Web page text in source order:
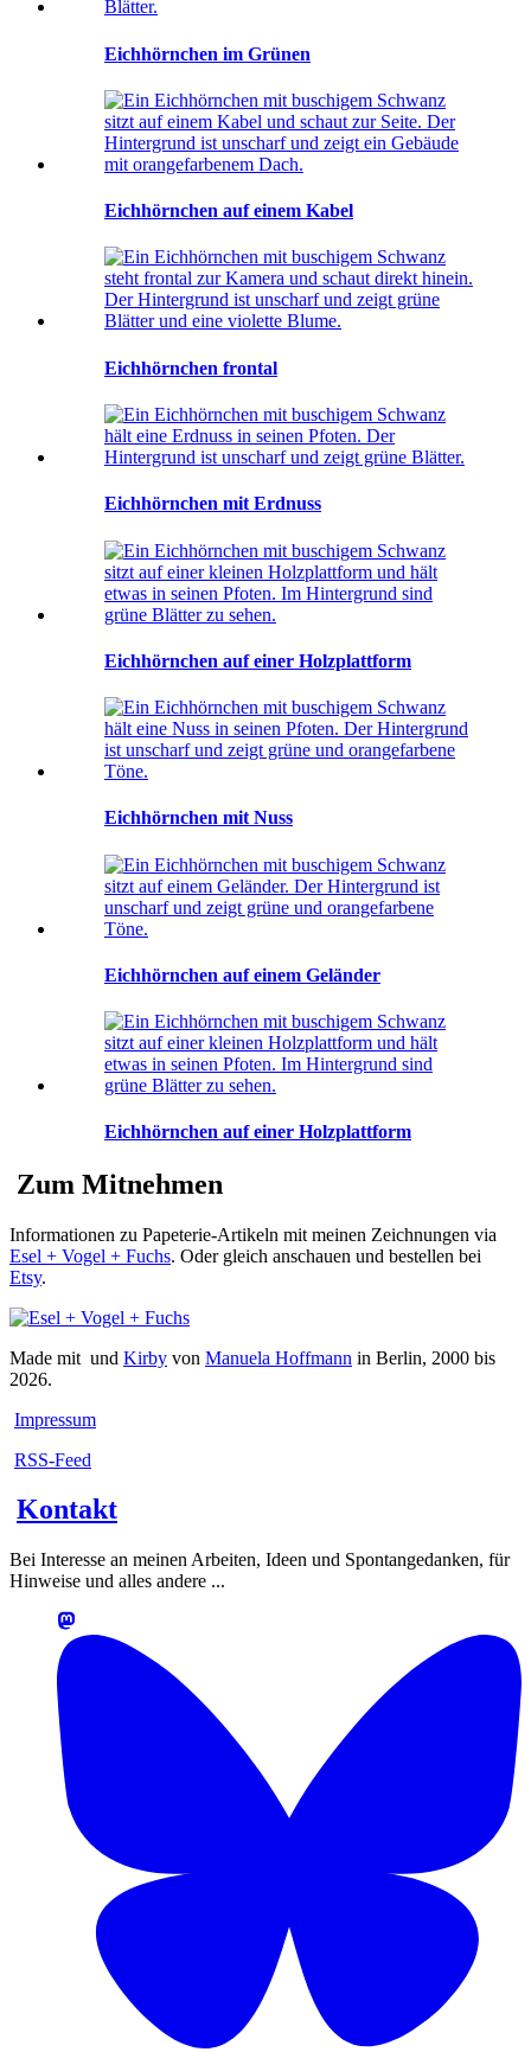
Eichhörnchen im Grünen
Eichhörnchen auf einem Kabel
Eichhörnchen frontal
Eichhörnchen mit Erdnuss
Eichhörnchen auf einer Holzplattform
Eichhörnchen mit Nuss
Eichhörnchen auf einem Geländer
Eichhörnchen auf einer Holzplattform
Zum Mitnehmen
Informationen zu Papeterie-Artikeln mit meinen Zeichnungen via
Esel + Vogel + Fuchs. Oder gleich anschauen und bestellen bei
Etsy.
Made mit und Kirby von Manuela Hoffmann in Berlin, 2000 bis
2026.
Impressum
RSS-Feed
Kontakt
Bei Interesse an meinen Arbeiten, Ideen und Spontangedanken, für
Hinweise und alles andere ...